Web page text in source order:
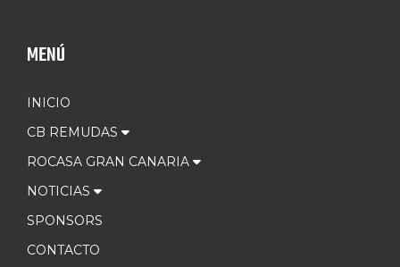
MENÚ
INICIO
CB REMUDAS
ROCASA GRAN CANARIA
NOTICIAS
SPONSORS
CONTACTO